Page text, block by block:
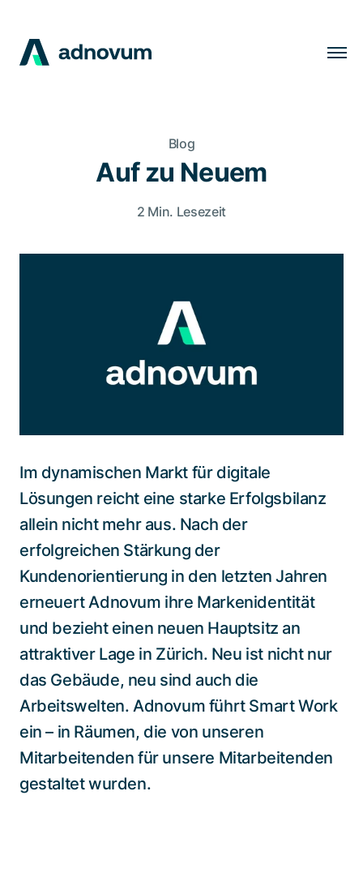
Spezialisten kontaktieren
Blog
Auf zu Neuem
2 Min. Lesezeit
Im dynamischen Markt für digitale
Lösungen reicht eine starke Erfolgsbilanz
allein nicht mehr aus. Nach der
erfolgreichen Stärkung der
Kundenorientierung in den letzten Jahren
erneuert Adnovum ihre Markenidentität
und bezieht einen neuen Hauptsitz an
attraktiver Lage in Zürich. Neu ist nicht nur
das Gebäude, neu sind auch die
Arbeitswelten. Adnovum führt Smart Work
ein – in Räumen, die von unseren
Mitarbeitenden für unsere Mitarbeitenden
gestaltet wurden.